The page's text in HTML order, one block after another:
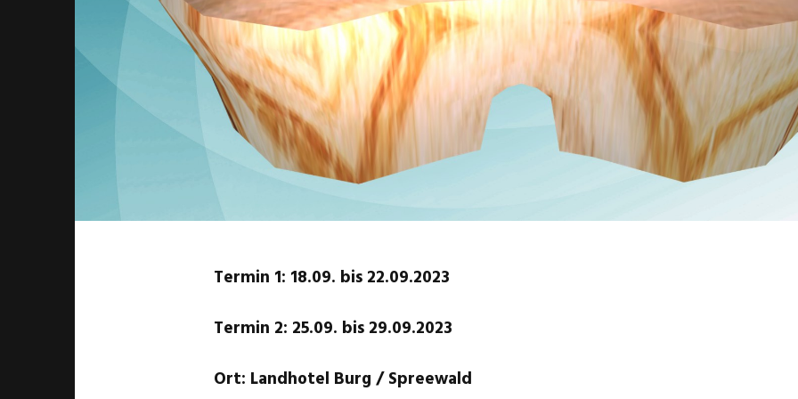
Termin 1: 18.09. bis 22.09.2023
Termin 2: 25.09. bis 29.09.2023
Ort: Landhotel Burg / Spreewald